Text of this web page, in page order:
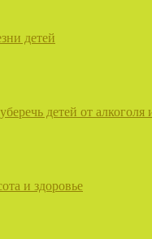
детей
детей от алкоголя
и здоровье